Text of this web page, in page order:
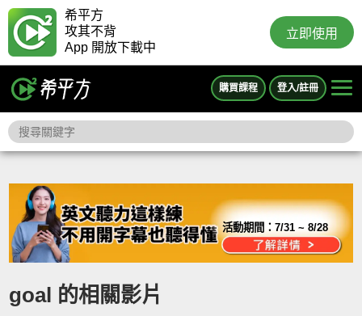
希平方
攻其不背
App 開放下載中
立即使用
購買課程 登入/註冊
活動期間：7/31 ~ 8/28
goal 的相關影片